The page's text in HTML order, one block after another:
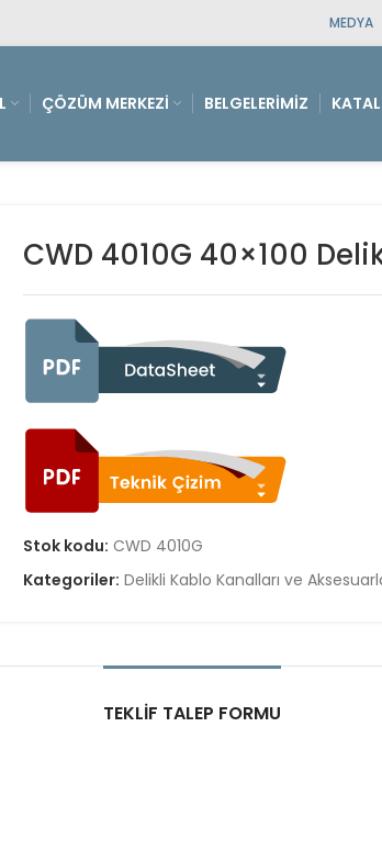
MEDYA
ÇÖZÜM MERKEZI BELGELERIMIZ
CWD 4010G 40×100
Stok kodu: CWD 4010G
Kategoriler: Delikli Kablo Kanalları ve
TEKLIF TALEP FORMU